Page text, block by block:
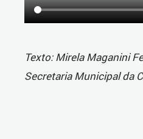
Texto: Mirela Maganini
Secretaria Municipal da